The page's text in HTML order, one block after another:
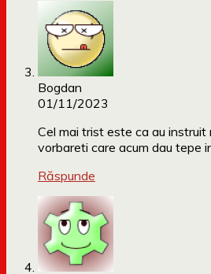
Bogdan
01/11/2023
Cel mai trist este ca au
vorbareti care acum dau tepe
Răspunde